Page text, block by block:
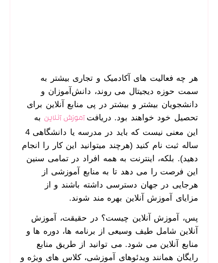
هر چه فعالیت­ های آکادمیک و تجاری بیشتر به
سمت حوزه دیجیتال می ­روند، دانش‌آموزان و
دانشجویان بیشتر و بیشتر در پی منابع آنلاین برای
تحصیل خود خواهند بود. دریافت آموزش آنلاین به
این معنی نیست که باید در مدرسه یا دانشگاهی 4
ساله ثبت ­نام کنید (هرچند می­توانید این کار را انجام
دهید). بلکه، اینترنت به همه افراد در تمامی سنین
این فرصت را می ­دهد تا به منابع آموزشی از
هرجایی در جهان دسترسی داشته باشند و از
مزایای آموزش آنلاین بهره مند شوند.
پس، آموزش آنلاین چیست؟ در حقیقت، آموزش
آنلاین شامل طیف وسیعی از برنامه ­ها، دوره ­ها و
منابع آنلاین می­ شود. می ­توانید از طریق منابع
رایگان همانند ویدئوهای آموزشی، کلاس ­های ویژه و